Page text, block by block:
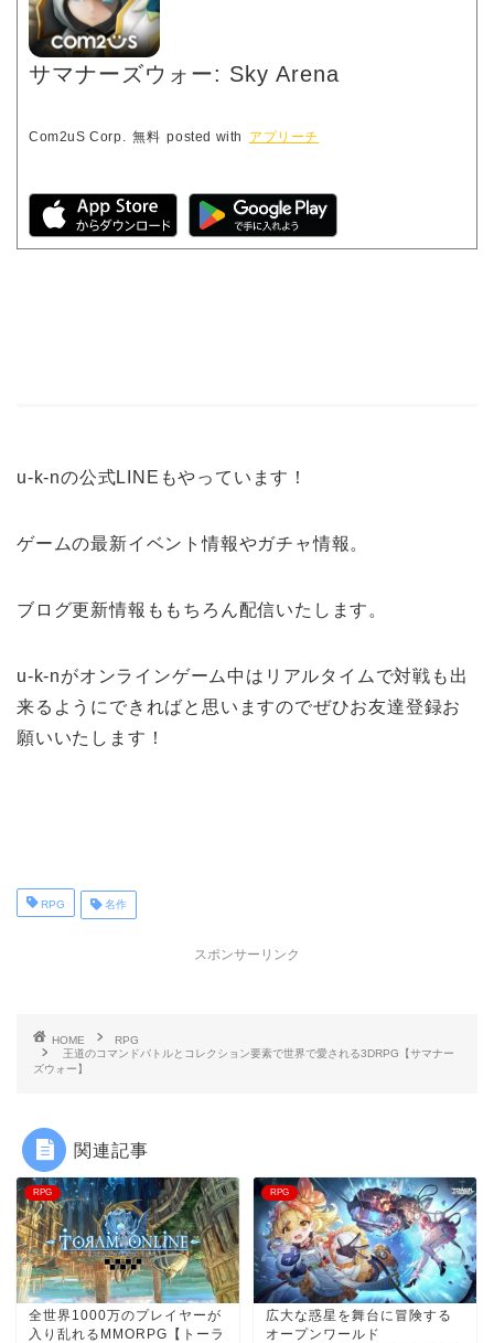
サマナーズウォー: Sky Arena
Com2uS Corp. 無料 posted with アプリーチ
u-k-nの公式LINEもやっています！
ゲームの最新イベント情報やガチャ情報。
ブログ更新情報ももちろん配信いたします。
u-k-nがオンラインゲーム中はリアルタイムで対戦も出
来るようにできればと思いますのでぜひお友達登録お
願いいたします！
RPG 名作
スポンサーリンク
HOME
RPG
王道のコマンドバトルとコレクション要素で世界で愛される3DRPG【サマナー
ズウォー】
関連記事
RPG
全世界1000万のプレイヤーが
入り乱れるMMORPG【トーラ
RPG
広大な惑星を舞台に冒険する
オープンワールド